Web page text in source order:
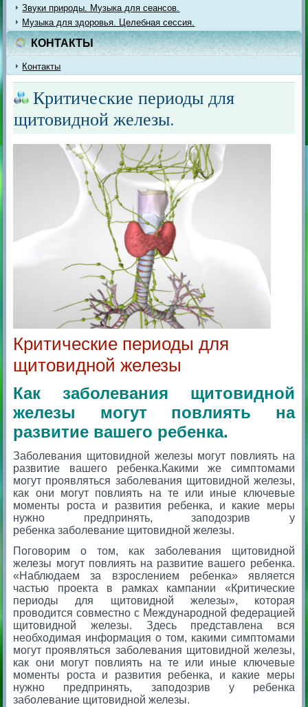
Звуки природы. Музыка для сеансов.
Музыка для здоровья. Целебная сессия.
КОНТАКТЫ
Контакты
Критические периоды для
щитовидной железы.
Критические периоды для
щитовидной железы
Как заболевания щитовидной
железы могут повлиять на
развитие вашего ребенка.
Заболевания щитовидной железы могут повлиять на
развитие вашего ребенка.Какими же симптомами
могут проявляться заболевания щитовидной железы,
как они могут повлиять на те или иные ключевые
моменты роста и развития ребенка, и какие меры
нужно предпринять, заподозрив у
ребенка заболевание щитовидной железы.
Поговорим о том, как заболевания щитовидной
железы могут повлиять на развитие вашего ребенка.
«Наблюдаем за взрослением ребенка» является
частью проекта в рамках кампании «Критические
периоды для щитовидной железы», которая
проводится совместно с Международной федерацией
щитовидной железы. Здесь представлена вся
необходимая информация о том, какими симптомами
могут проявляться заболевания щитовидной железы,
как они могут повлиять на те или иные ключевые
моменты роста и развития ребенка, и какие меры
нужно предпринять, заподозрив у ребенка
заболевание щитовидной железы.